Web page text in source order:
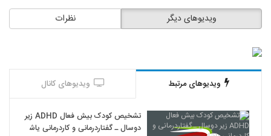
نظرات ویدیوهای دیگر
ویدیوهای مرتبط ویدیوهای کانال
تشخیص کودک بیش فعال ADHD زیر
دوسال ـ گفتاردرمانی و کاردرمانی یاشا